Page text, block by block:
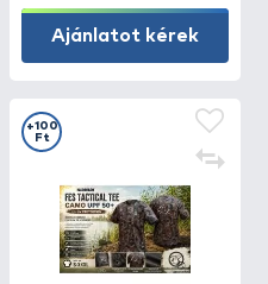
Ajánlatot kérek
+100
Ft